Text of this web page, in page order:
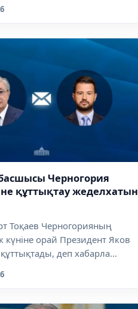
Черногория
құттықтау жеделхатын
Тоқаев Черногорияның
күніне орай Президент Яков
деп хабарла...